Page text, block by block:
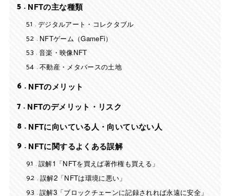
5
NFTの主な種類
5.1
デジタルアート・コレクタブル
5.2 NFTゲーム（GameFi）
5.3 音楽・映像NFT
5.4 不動産・メタバースの土地
6 NFTのメリット
7 NFTのデメリット・リスク
8 NFTに向いている人・向いていない人
9
NFTに関するよくある誤解
9.1
誤解1「NFTを買えば著作権も買える」
9.2 誤解2「NFTは環境に悪い」
9.3 誤解3「ブロックチェーンに記録されれば永遠に安全」